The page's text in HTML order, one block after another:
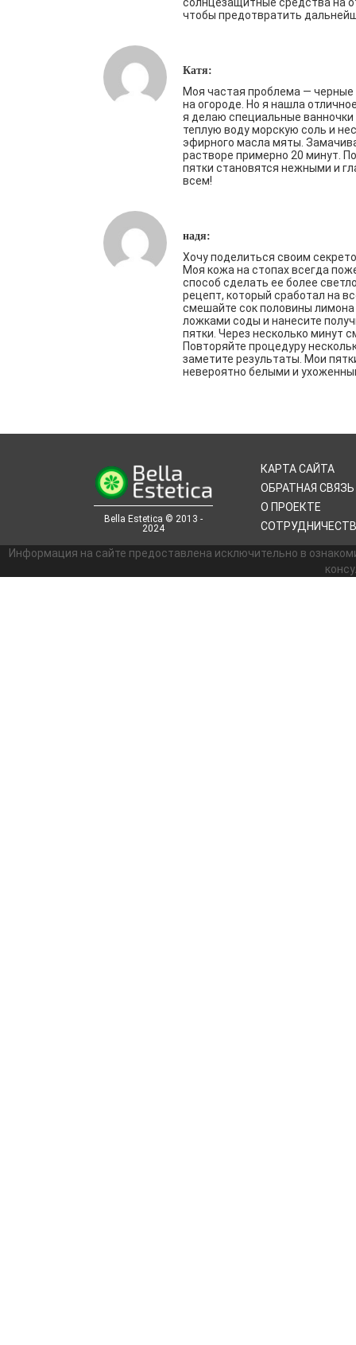
чтобы предотвратить
Катя:
Моя частая проблема — черные
на огороде. Но я нашла
я делаю специальные
теплую воду морскую соль и
эфирного масла мяты.
растворе примерно 20 минут.
пятки становятся нежными и
всем!
надя:
Хочу поделиться своим
Моя кожа на стопах всегда
способ сделать ее более
рецепт, который сработал на
смешайте сок половины
ложками соды и нанесите
пятки. Через несколько минут
Повторяйте процедуру
заметите результаты. Мои
невероятно белыми и
Bella Estetica © 2013 -
2024
КАРТА САЙТА
ОБРАТНАЯ СВЯЗЬ
О ПРОЕКТЕ
Информация на сайте предоставлена исключительно в